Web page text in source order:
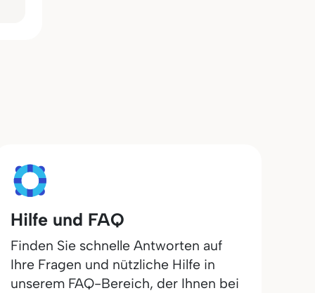
Hilfe und FAQ
Finden Sie schnelle Antworten auf
Ihre Fragen und nützliche Hilfe in
unserem FAQ-Bereich, der Ihnen bei